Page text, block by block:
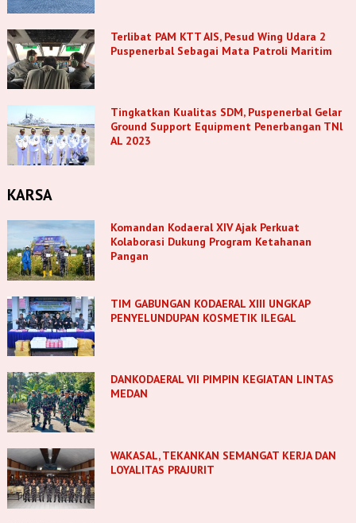
Terlibat PAM KTT AIS, Pesud Wing Udara 2
Puspenerbal Sebagai Mata Patroli Maritim
Tingkatkan Kualitas SDM, Puspenerbal Gelar
Ground Support Equipment Penerbangan TNl
AL 2023
KARSA
Komandan Kodaeral XIV Ajak Perkuat
Kolaborasi Dukung Program Ketahanan
Pangan
TIM GABUNGAN KODAERAL XIII UNGKAP
PENYELUNDUPAN KOSMETIK ILEGAL
DANKODAERAL VII PIMPIN KEGIATAN LINTAS
MEDAN
WAKASAL, TEKANKAN SEMANGAT KERJA DAN
LOYALITAS PRAJURIT